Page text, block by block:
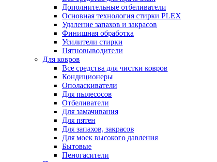
Дополнительные отбеливатели
Основная технология стирки PLEX
Удаление запахов и закрасов
Финишная обработка
Усилители стирки
Пятновыводители
Для ковров
Все средства для чистки ковров
Кондиционеры
Ополаскиватели
Для пылесосов
Отбеливатели
Для замачивания
Для пятен
Для запахов, закрасов
Для моек высокого давления
Бытовые
Пеногасители